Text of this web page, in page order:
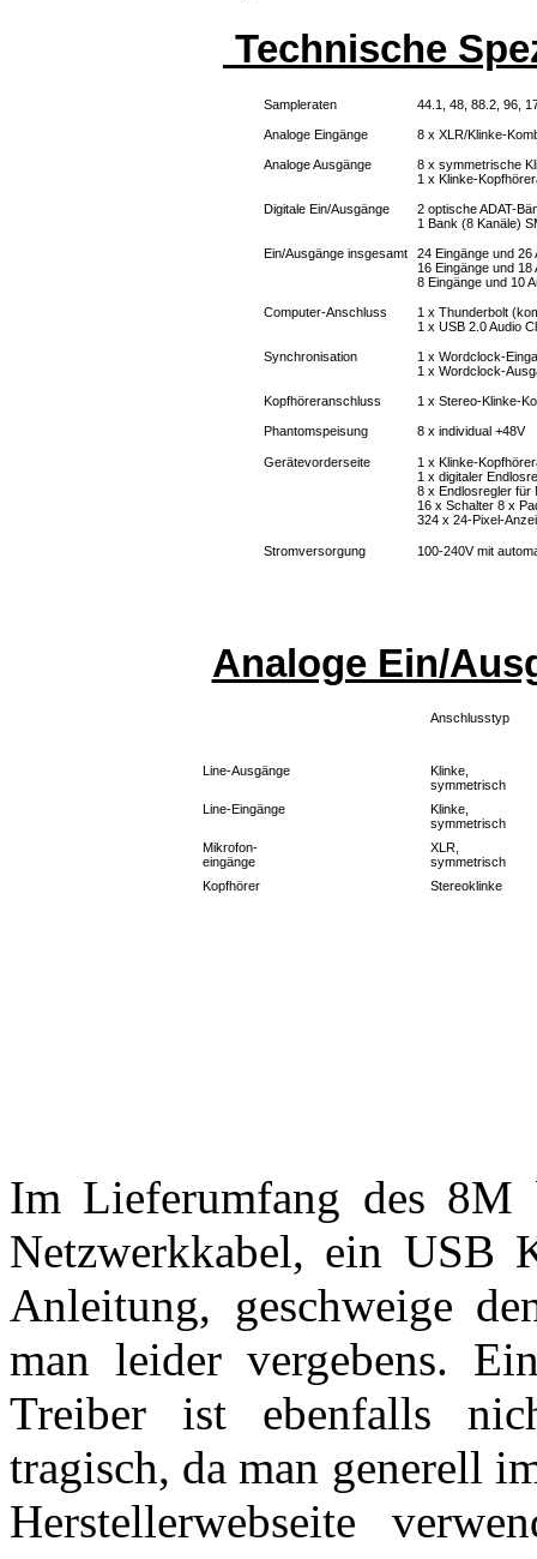
Technische
Sampleraten 44.1, 48, 88.2, 96,
Analoge Eingänge 8 x XLR/Klinke-
Analoge Ausgänge
8 x symmetrische
1 x Klinke-
Digitale Ein/Ausgänge
2 optische ADAT-
1 Bank (8 Kanäle)
Ein/Ausgänge insgesamt
24 Eingänge und
16 Eingänge und
8 Eingänge und 10
Computer-Anschluss
1 x Thunderbolt
1 x USB 2.0 Audio
Synchronisation
1 x Wordclock-
1 x Wordclock-
Kopfhöreranschluss 1 x Stereo-Klinke-
Phantomspeisung 8 x individual +48V
Gerätevorderseite
1 x Klinke-
1 x digitaler
8 x Endlosregler
16 x Schalter 8 x
324 x 24-Pixel-
Stromversorgung 100-240V mit
Analoge Ein/
Anschlusstyp
Line-Ausgänge
Klinke,
symmetrisch
Line-Eingänge
Klinke,
symmetrisch
Mikrofon-
eingänge
XLR,
symmetrisch
Kopfhörer
Stereoklinke
Im Lieferumfang des
Netzwerkkabel, ein USB
Anleitung, geschweige
man leider vergebens.
Treiber ist ebenfalls
tragisch, da man generell
Herstellerwebseite